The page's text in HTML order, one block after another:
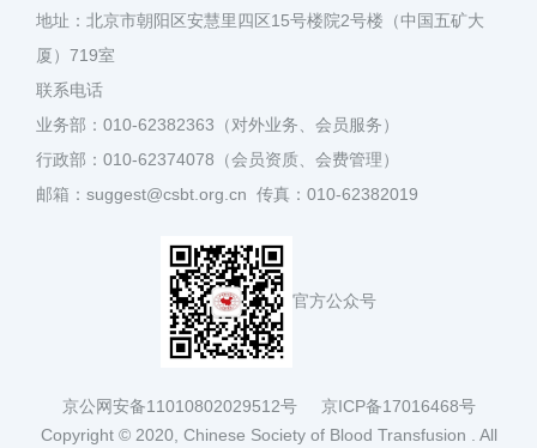
地址：北京市朝阳区安慧里四区15号楼院2号楼（中国五矿大
厦）719室
联系电话
业务部：010-62382363（对外业务、会员服务）
行政部：010-62374078（会员资质、会费管理）
邮箱：suggest@csbt.org.cn 传真：010-62382019
官方公众号
京公网安备11010802029512号 京ICP备17016468号
Copyright © 2020, Chinese Society of Blood Transfusion . All